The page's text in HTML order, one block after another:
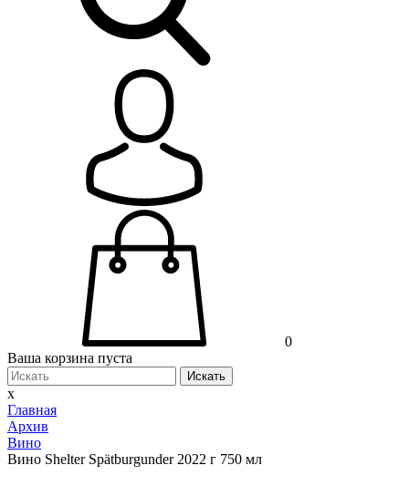
0
Ваша корзина пуста
Искать
x
Главная
Архив
Вино
Вино Shelter Spätburgunder 2022 г 750 мл